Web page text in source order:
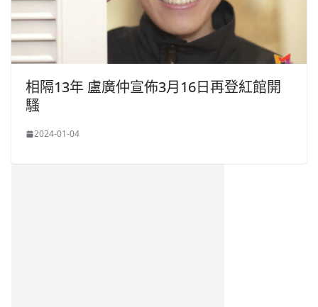
相隔13年 盧廣仲宣佈3月16日再登紅館開
騷
2024-01-04